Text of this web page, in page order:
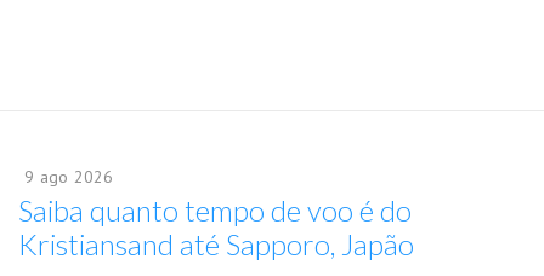
9 ago 2026
Saiba quanto tempo de voo é do
Kristiansand até Sapporo, Japão